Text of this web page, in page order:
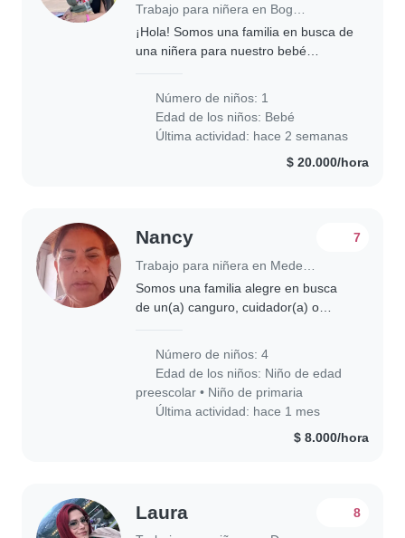
¡Hola! Somos una familia en busca de
una niñera para nuestro bebé
¡Espero..
Número de niños: 1
Edad de los niños: Bebé
Última actividad: hace 2 semanas
$ 20.000/hora
Nancy 7
Somos una familia alegre en busca
de un(a) canguro, cuidador(a) o
Nuestros niños son energéticos,
amigables y..
Número de niños: 4
Edad de los niños: Niño de edad
preescolar • Niño de primaria
Última actividad: hace 1 mes
$ 8.000/hora
Laura 8